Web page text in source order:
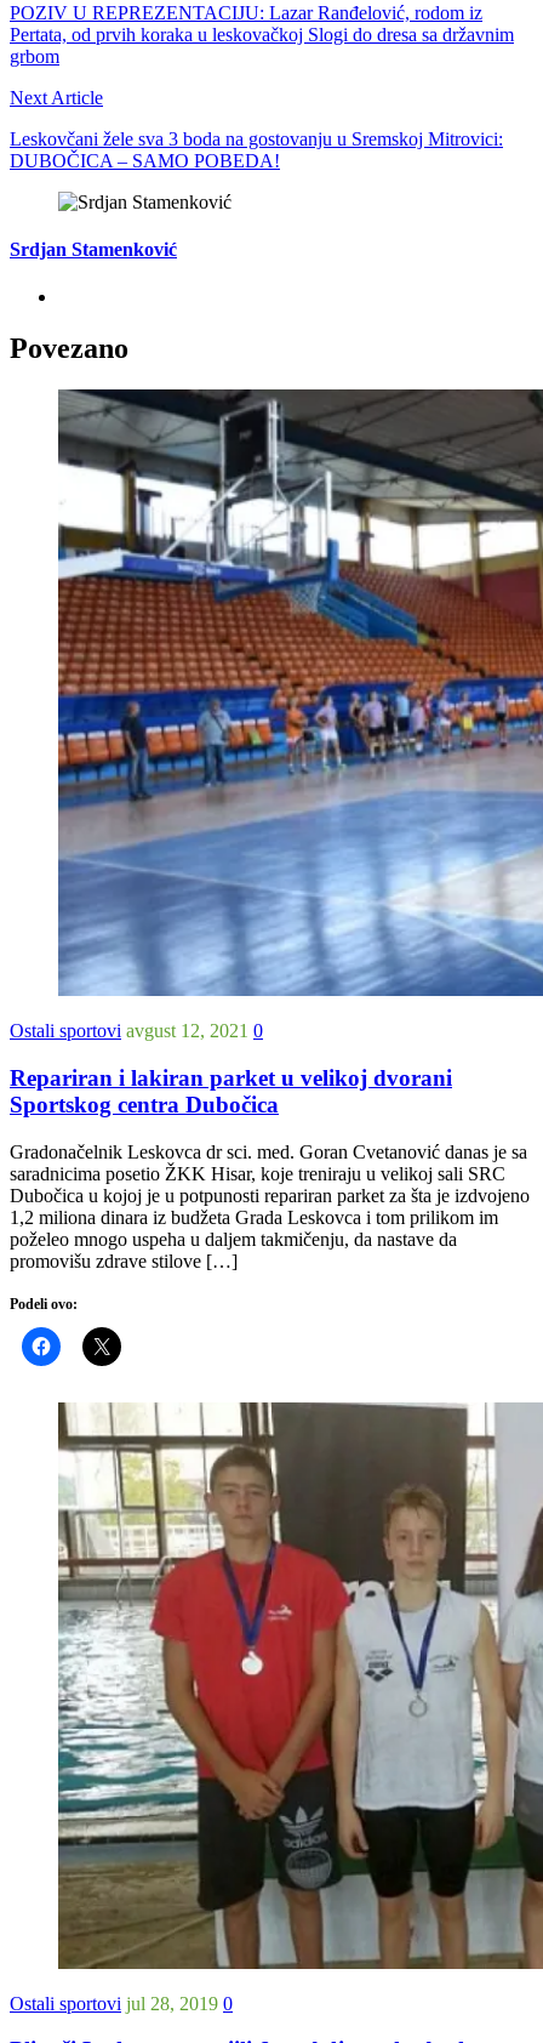
POZIV U REPREZENTACIJU: Lazar Ranđelović, rodom iz
Pertata, od prvih koraka u leskovačkoj Slogi do dresa sa državnim
grbom
Next Article
Leskovčani žele sva 3 boda na gostovanju u Sremskoj Mitrovici:
DUBOČICA – SAMO POBEDA!
Srdjan Stamenković
Povezano
Ostali sportovi avgust 12, 2021 0
Repariran i lakiran parket u velikoj dvorani
Sportskog centra Dubočica
Gradonačelnik Leskovca dr sci. med. Goran Cvetanović danas je sa
saradnicima posetio ŽKK Hisar, koje treniraju u velikoj sali SRC
Dubočica u kojoj je u potpunosti repariran parket za šta je izdvojeno
1,2 miliona dinara iz budžeta Grada Leskovca i tom prilikom im
poželeo mnogo uspeha u daljem takmičenju, da nastave da
promovišu zdrave stilove […]
Podeli ovo:
Ostali sportovi jul 28, 2019 0